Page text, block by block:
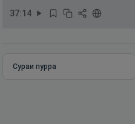
37:14
Сураи пурра